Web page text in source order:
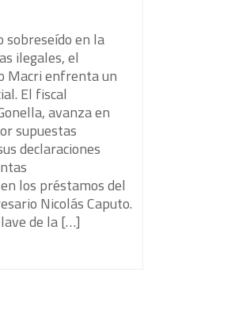
sobreseído en la
ilegales, el
Macri enfrenta un
El fiscal
avanza en
supuestas
declaraciones
los préstamos del
Nicolás Caputo.
de la […]